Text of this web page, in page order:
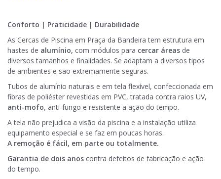
Conforto | Praticidade | Durabilidade
As Cercas de Piscina em Praça da Bandeira tem estrutura em
hastes de alumínio, com módulos para cercar áreas de
diversos tamanhos e finalidades. Se adaptam a diversos tipos
de ambientes e são extremamente seguras.
Tubos de alumínio naturais e em tela flexível, confeccionada em
fibras de poliéster revestidas em PVC, tratada contra raios UV,
anti-mofo, anti-fungo e resistente a ação do tempo.
A tela não prejudica a visão da piscina e a instalação utiliza
equipamento especial e se faz em poucas horas.
A remoção é fácil, em parte ou totalmente.
Garantia de dois anos contra defeitos de fabricação e ação
do tempo.